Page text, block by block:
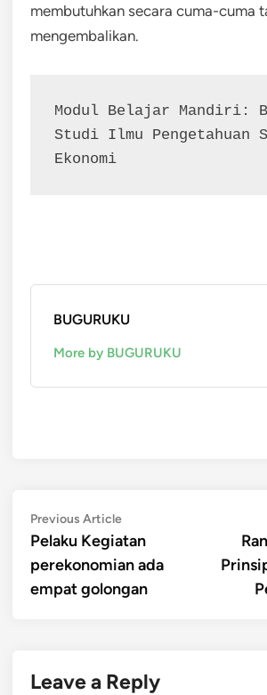
membutuhkan secara cuma-cuma
mengembalikan.
Modul Belajar Mandiri:
Studi Ilmu Pengetahuan
Ekonomi
BUGURUKU
More by BUGURUKU
Post
navigation
Previous ArticlePrevious
article:
Pelaku Kegiatan
perekonomian ada
empat golongan
Leave a Reply